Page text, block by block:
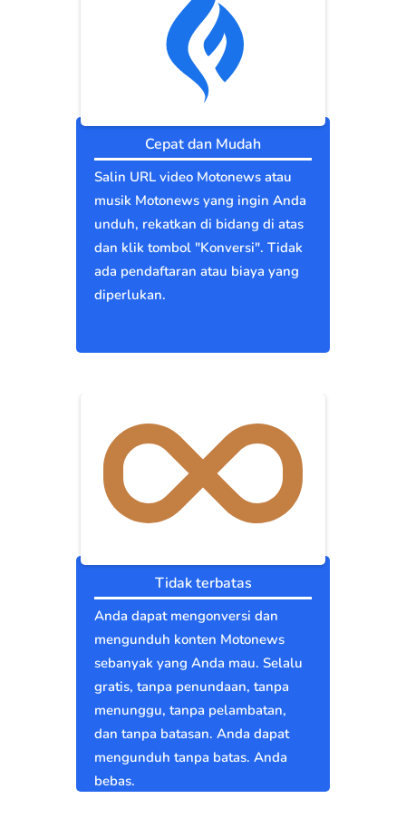
Cepat dan Mudah
Salin URL video Motonews atau
musik Motonews yang ingin Anda
unduh, rekatkan di bidang di atas
dan klik tombol "Konversi". Tidak
ada pendaftaran atau biaya yang
diperlukan.
Tidak terbatas
Anda dapat mengonversi dan
mengunduh konten Motonews
sebanyak yang Anda mau. Selalu
gratis, tanpa penundaan, tanpa
menunggu, tanpa pelambatan,
dan tanpa batasan. Anda dapat
mengunduh tanpa batas. Anda
bebas.